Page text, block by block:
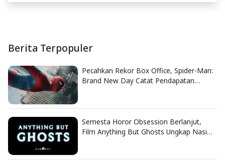
Berita Terpopuler
Pecahkan Rekor Box Office, Spider-Man:
Brand New Day Catat Pendapatan
Semesta Horor Obsession Berlanjut,
Film Anything But Ghosts Ungkap Nasib